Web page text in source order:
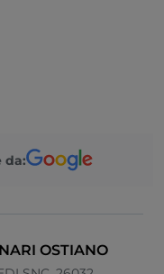
da:
OSTIANO